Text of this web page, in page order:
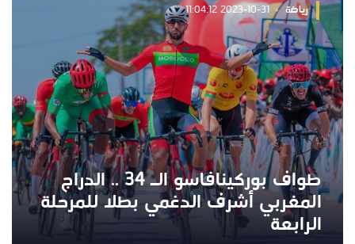
رياضة 2023-10-31 11:04:12
طواف بوركينافاسو الـ 34 .. الدراج
المغربي أشرف الدغمي بطلا للمرحلة
الرابعة